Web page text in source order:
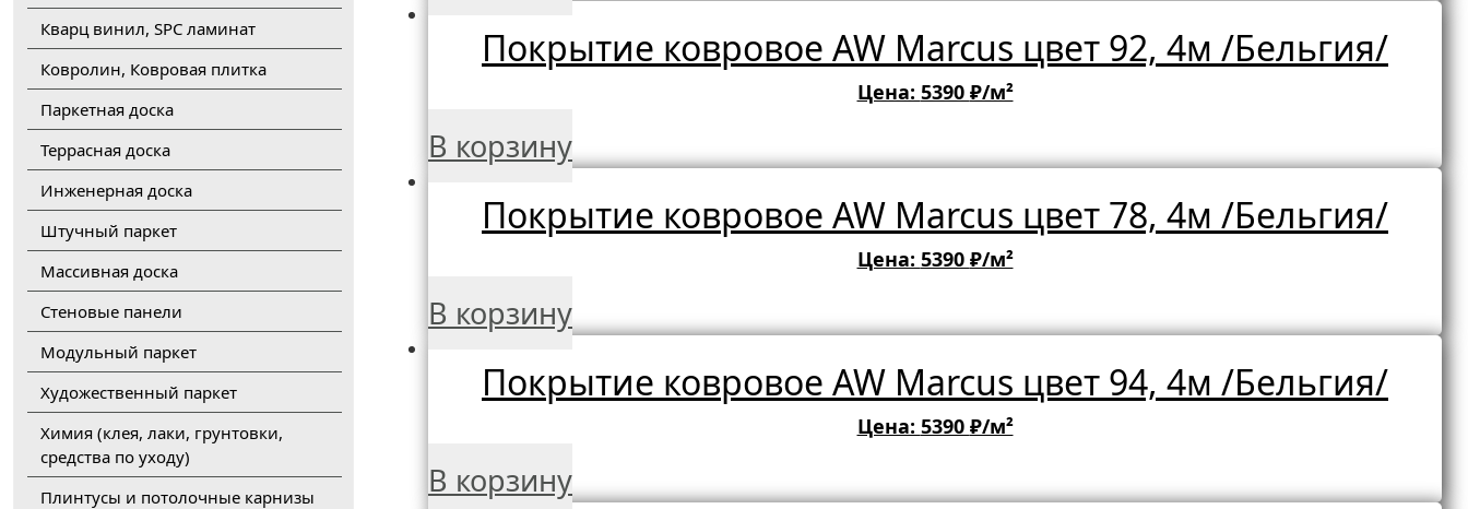
Кварц винил, SPC ламинат
Ковролин, Ковровая плитка
Паркетная доска
Террасная доска
Инженерная доска
Штучный паркет
Массивная доска
Стеновые панели
Модульный паркет
Художественный паркет
Химия (клея, лаки, грунтовки,
средства по уходу)
Плинтусы и потолочные карнизы
Покрытие ковровое AW Marcus цвет 92, 4м /Бельгия/
Цена: 5390 ₽/м²
В корзину
Покрытие ковровое AW Marcus цвет 78, 4м /Бельгия/
Цена: 5390 ₽/м²
В корзину
Покрытие ковровое AW Marcus цвет 94, 4м /Бельгия/
Цена: 5390 ₽/м²
В корзину